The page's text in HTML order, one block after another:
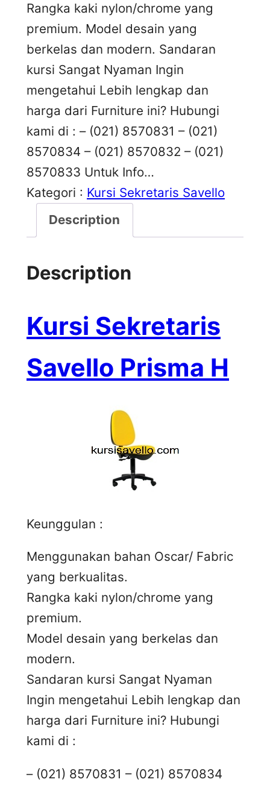
Rangka kaki nylon/chrome yang
premium. Model desain yang
berkelas dan modern. Sandaran
kursi Sangat Nyaman Ingin
mengetahui Lebih lengkap dan
harga dari Furniture ini? Hubungi
kami di : – (021) 8570831 – (021)
8570834 – (021) 8570832 – (021)
8570833 Untuk Info…
Kategori : Kursi Sekretaris Savello
Description
Description
Kursi Sekretaris
Savello Prisma H
Keunggulan :
Menggunakan bahan Oscar/ Fabric
yang berkualitas.
Rangka kaki nylon/chrome yang
premium.
Model desain yang berkelas dan
modern.
Sandaran kursi Sangat Nyaman
Ingin mengetahui Lebih lengkap dan
harga dari Furniture ini? Hubungi
kami di :
– (021) 8570831 – (021) 8570834